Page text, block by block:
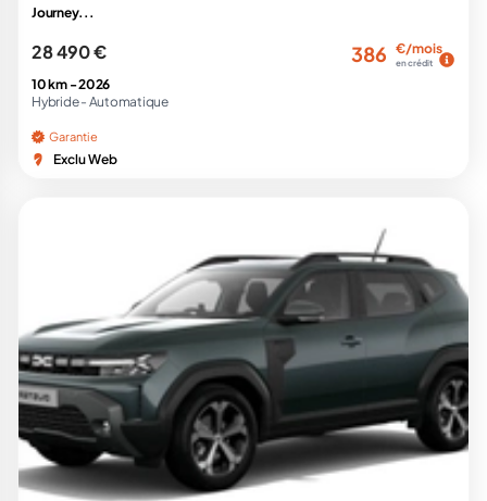
Journey...
28 490 € 386 €/mois
en crédit
10 km -2026
Hybride - Automatique
Garantie
Exclu Web